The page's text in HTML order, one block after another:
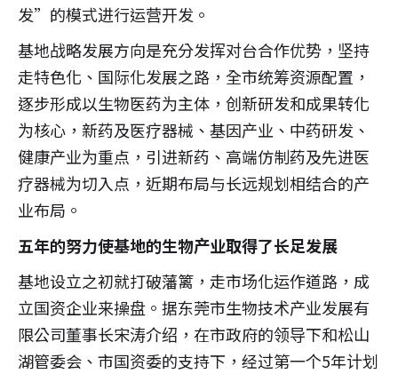
发”的模式进行运营开发。
基地战略发展方向是充分发挥对台合作优势，坚持
走特色化、国际化发展之路，全市统筹资源配置，
逐步形成以生物医药为主体，创新研发和成果转化
为核心，新药及医疗器械、基因产业、中药研发、
健康产业为重点，引进新药、高端仿制药及先进医
疗器械为切入点，近期布局与长远规划相结合的产
业布局。
五年的努力使基地的生物产业取得了长足发展
基地设立之初就打破藩篱，走市场化运作道路，成
立国资企业来操盘。据东莞市生物技术产业发展有
限公司董事长宋涛介绍，在市政府的领导下和松山
湖管委会、市国资委的支持下，经过第一个5年计划